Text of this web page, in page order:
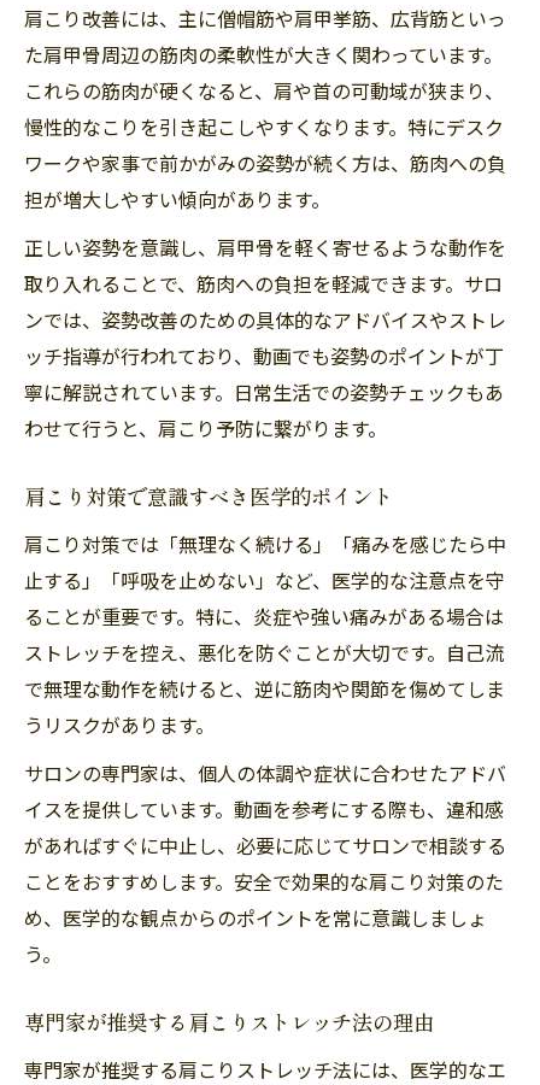
肩こり改善には、主に僧帽筋や肩甲挙筋、広背筋といっ
た肩甲骨周辺の筋肉の柔軟性が大きく関わっています。
これらの筋肉が硬くなると、肩や首の可動域が狭まり、
慢性的なこりを引き起こしやすくなります。特にデスク
ワークや家事で前かがみの姿勢が続く方は、筋肉への負
担が増大しやすい傾向があります。
正しい姿勢を意識し、肩甲骨を軽く寄せるような動作を
取り入れることで、筋肉への負担を軽減できます。サロ
ンでは、姿勢改善のための具体的なアドバイスやストレ
ッチ指導が行われており、動画でも姿勢のポイントが丁
寧に解説されています。日常生活での姿勢チェックもあ
わせて行うと、肩こり予防に繋がります。
肩こり対策で意識すべき医学的ポイント
肩こり対策では「無理なく続ける」「痛みを感じたら中
止する」「呼吸を止めない」など、医学的な注意点を守
ることが重要です。特に、炎症や強い痛みがある場合は
ストレッチを控え、悪化を防ぐことが大切です。自己流
で無理な動作を続けると、逆に筋肉や関節を傷めてしま
うリスクがあります。
サロンの専門家は、個人の体調や症状に合わせたアドバ
イスを提供しています。動画を参考にする際も、違和感
があればすぐに中止し、必要に応じてサロンで相談する
ことをおすすめします。安全で効果的な肩こり対策のた
め、医学的な観点からのポイントを常に意識しましょ
う。
専門家が推奨する肩こりストレッチ法の理由
専門家が推奨する肩こりストレッチ法には、医学的なエ